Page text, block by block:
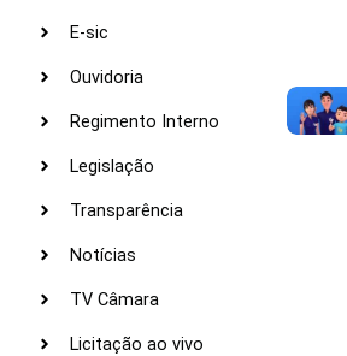
E-sic
Ouvidoria
Regimento Interno
Legislação
Transparência
Notícias
TV Câmara
Licitação ao vivo